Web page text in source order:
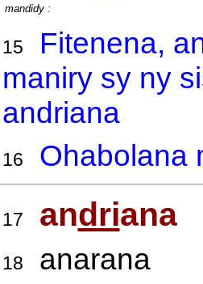
mandidy :
15
Fitenena,
maniry sy ny
andriana
16 Ohabolana
17 andriana
18 anarana